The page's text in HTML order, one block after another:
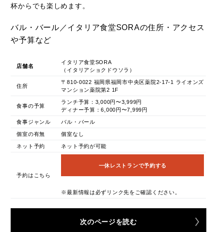
杯からでも楽しめます。
バル・バール／イタリア食堂SORAの住所・アクセス
や予算など
店舗名
イタリア食堂SORA
（イタリアショクドウソラ）
住所
〒810-0022 福岡県福岡市中央区薬院2-17-1 ライオンズ
マンション薬院第2 1F
食事の予算
ランチ予算：3,000円〜3,999円
ディナー予算：6,000円〜7,999円
食事ジャンル バル・バール
個室の有無 個室なし
ネット予約 ネット予約が可能
予約はこちら
一休レストランで予約する
※最新情報は必ずリンク先をご確認ください。
次のページを読む